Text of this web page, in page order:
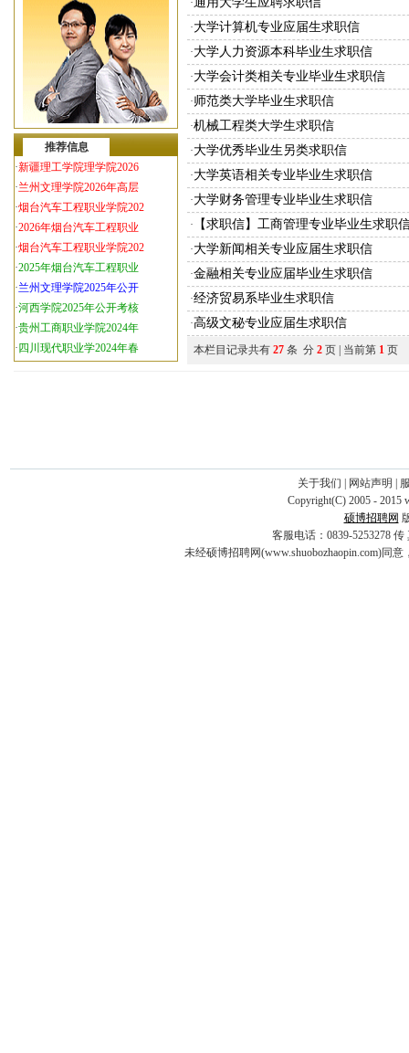
推荐信息
·新疆理工学院理学院2026
·兰州文理学院2026年高层
·烟台汽车工程职业学院202
·2026年烟台汽车工程职业
·烟台汽车工程职业学院202
·2025年烟台汽车工程职业
·兰州文理学院2025年公开
·河西学院2025年公开考核
·贵州工商职业学院2024年
· 四川现代职业学2024年春
·
·大学计算机专业应届生求职信
·大学人力资源本科毕业生求职信
·大学会计类相关专业毕业生求职信
·师范类大学毕业生求职信
·机械工程类大学生求职信
·大学优秀毕业生另类求职信
·大学英语相关专业毕业生求职信
·大学财务管理专业毕业生求职信
· 【求职信】工商管理专业毕业生求职
·大学新闻相关专业应届生求职信
·金融相关专业应届毕业生求职信
·经济贸易系毕业生求职信
·高级文秘专业应届生求职信
本栏目记录共有 27 条 分 2 页 | 当前第 1 页
关于我们 网站声明
Copyright(C) 2005 - 2015
硕博招聘网
客服电话：0839-5253278 传
未经硕博招聘网(www.shuobozhaopin.com)同